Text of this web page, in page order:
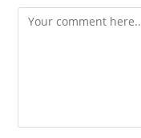
Comment